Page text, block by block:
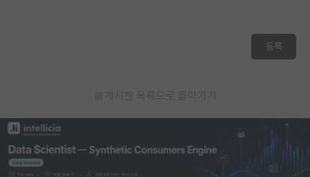
등록
게시판 목록으로 돌아가기